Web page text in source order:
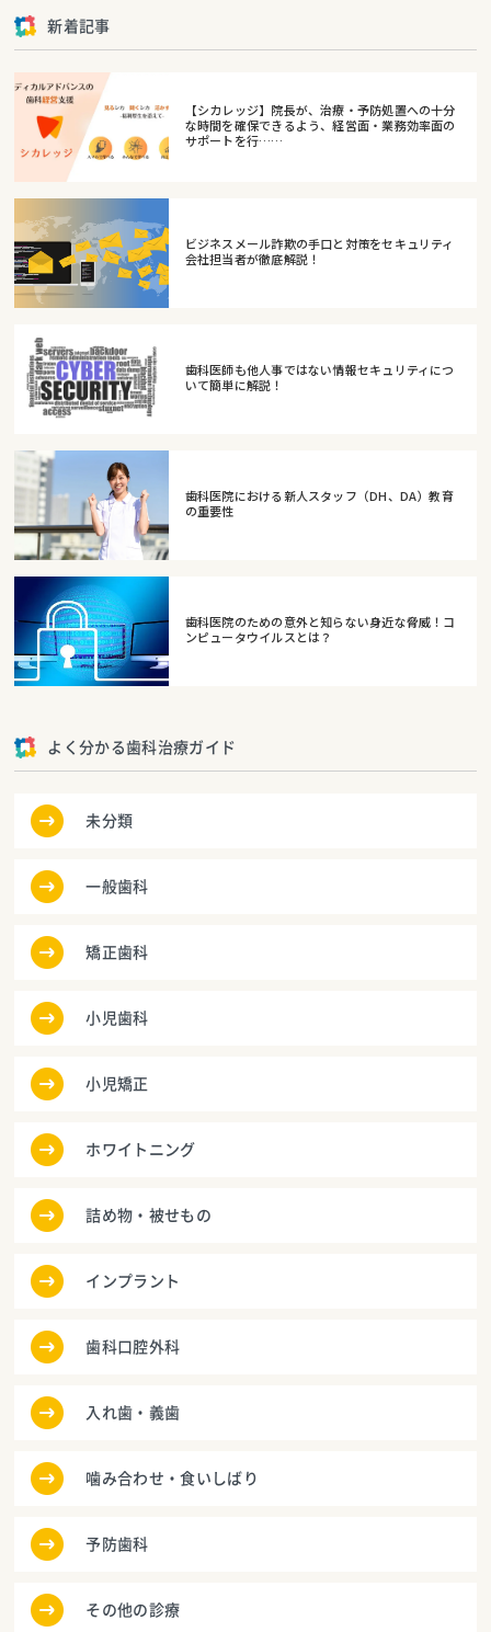
新着記事
【シカレッジ】院長が、治療・予防処置への十分
な時間を確保できるよう、経営面・業務効率面の
サポートを行……
ビジネスメール詐欺の手口と対策をセキュリティ
会社担当者が徹底解説！
歯科医師も他人事ではない情報セキュリティにつ
いて簡単に解説！
歯科医院における新人スタッフ（DH、DA）教育
の重要性
歯科医院のための意外と知らない身近な脅威！コ
ンピュータウイルスとは？
よく分かる歯科治療ガイド
未分類
一般歯科
矯正歯科
小児歯科
小児矯正
ホワイトニング
詰め物・被せもの
インプラント
歯科口腔外科
入れ歯・義歯
噛み合わせ・食いしばり
予防歯科
その他の診療